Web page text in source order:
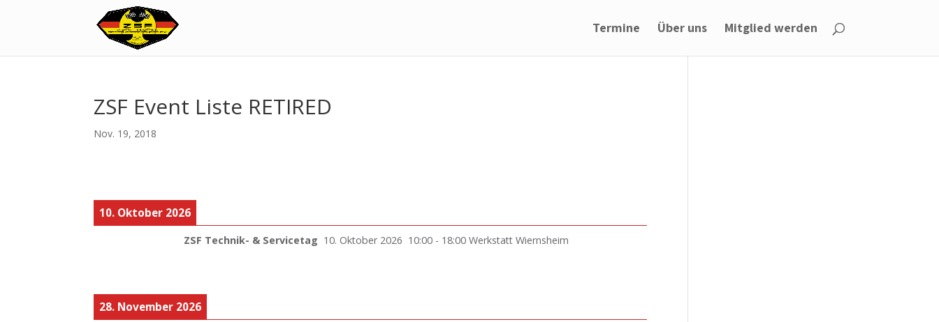
Termine Über uns Mitglied werden
ZSF Event Liste RETIRED
Nov. 19, 2018
10. Oktober 2026
ZSF Technik- & Servicetag 10. Oktober 2026 10:00 - 18:00 Werkstatt Wiernsheim
28. November 2026